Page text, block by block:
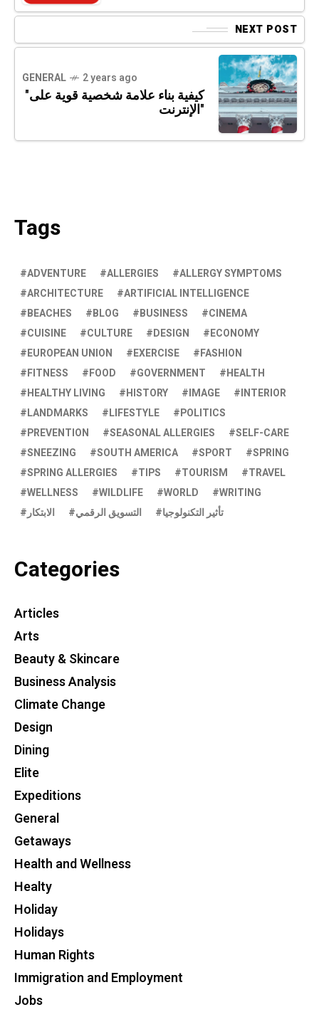
NEXT POST
GENERAL 2 years ago
"كيفية بناء علامة شخصية قوية على
الإنترنت"
Tags
ADVENTURE ALLERGIES
ALLERGY SYMPTOMS
ARCHITECTURE
ARTIFICIAL INTELLIGENCE
BEACHES
BLOG BUSINESS
CINEMA
CUISINE
CULTURE DESIGN
ECONOMY
EUROPEAN UNION
EXERCISE
FASHION
FITNESS
FOOD GOVERNMENT
HEALTH
HEALTHY LIVING
HISTORY IMAGE
INTERIOR
LANDMARKS
LIFESTYLE
POLITICS
PREVENTION
SEASONAL ALLERGIES
SELF-CARE
SNEEZING
SOUTH AMERICA SPORT
SPRING
SPRING ALLERGIES
TIPS TOURISM
TRAVEL
WELLNESS
WILDLIFE WORLD
WRITING
الابتكار
التسويق الرقمي تأثير التكنولوجيا
Categories
Articles
Arts
Beauty & Skincare
Business Analysis
Climate Change
Design
Dining
Elite
Expeditions
General
Getaways
Health and Wellness
Healty
Holiday
Holidays
Human Rights
Immigration and Employment
Jobs